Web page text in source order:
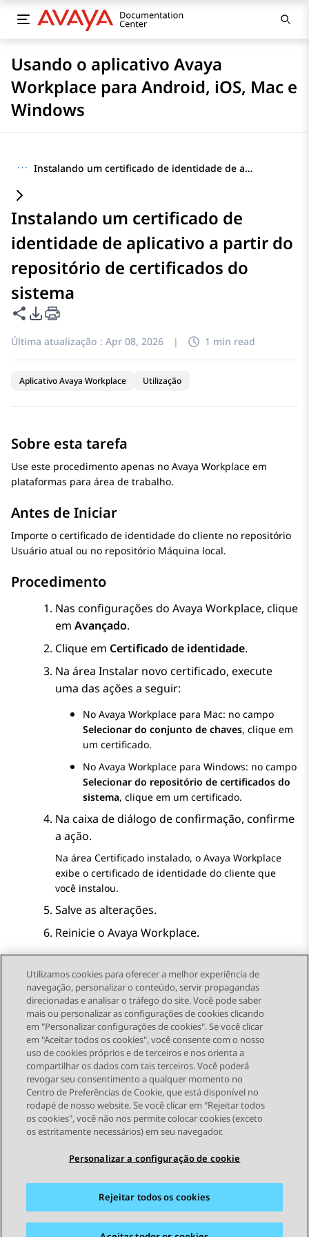
Usando o aplicativo Avaya
Workplace para Android, iOS, Mac e
Windows
··· Instalando um certificado de identidade de aplicativo a partir do repositório de certificados do sistema
Instalando um certificado de
identidade de aplicativo a partir do
repositório de certificados do
sistema
Compartilhar esta página
Opções de exportação de PDF
Última atualização : Apr 08, 2026 | 1 min read
Aplicativo Avaya Workplace Utilização
Sobre esta tarefa
Use este procedimento apenas no Avaya Workplace em
plataformas para área de trabalho.
Antes de Iniciar
Importe o certificado de identidade do cliente no repositório
Usuário atual ou no repositório Máquina local.
Procedimento
Nas configurações do Avaya Workplace, clique
em Avançado.
Clique em Certificado de identidade.
Na área Instalar novo certificado, execute
uma das ações a seguir:
No Avaya Workplace para Mac: no campo
Selecionar do conjunto de chaves, clique em
um certificado.
No Avaya Workplace para Windows: no campo
Selecionar do repositório de certificados do
sistema, clique em um certificado.
Na caixa de diálogo de confirmação, confirme
a ação.
Na área Certificado instalado, o Avaya Workplace
exibe o certificado de identidade do cliente que
você instalou.
Salve as alterações.
Reinicie o Avaya Workplace.
Send Feedback
Topic navigation
Tópico anterior Próximo tópico
STAY CONNECTED
Mapa do site Termos de Uso
Privacidade
Marcas registradas
Utilizamos cookies para oferecer a melhor experiência de
navegação, personalizar o conteúdo, servir propagandas
direcionadas e analisar o tráfego do site. Você pode saber
mais ou personalizar as configurações de cookies clicando
em "Personalizar configurações de cookies". Se você clicar
em "Aceitar todos os cookies", você consente com o nosso
uso de cookies próprios e de terceiros e nos orienta a
compartilhar os dados com tais terceiros. Você poderá
revogar seu consentimento a qualquer momento no
Centro de Preferências de Cookie, que está disponível no
rodapé de nosso website. Se você clicar em "Rejeitar todos
os cookies", você não nos permite colocar cookies (exceto
os estritamente necessários) em seu navegador.
Personalizar a configuração de cookie
Rejeitar todos os cookies